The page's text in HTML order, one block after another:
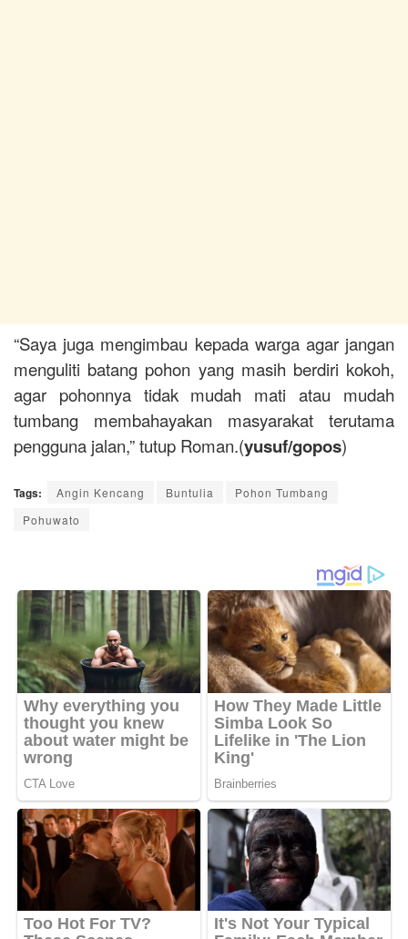
“Saya juga mengimbau kepada warga agar jangan
menguliti batang pohon yang masih berdiri kokoh,
agar pohonnya tidak mudah mati atau mudah
tumbang membahayakan masyarakat terutama
pengguna jalan,” tutup Roman.(yusuf/gopos)
Tags: Angin Kencang Buntulia
Pohon Tumbang
Pohuwato